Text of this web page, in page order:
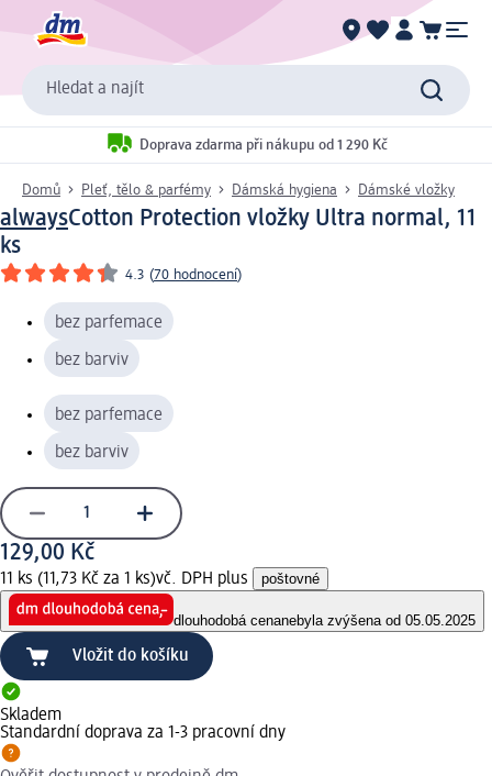
Hledat a najít
Doprava zdarma při nákupu od 1 290 Kč
Domů Pleť, tělo & parfémy Dámská hygiena Dámské vložky
alwaysCotton Protection vložky Ultra normal, 11
ks
4.3 (70 hodnocení)
bez parfemace
bez barviv
bez parfemace
bez barviv
129,00 Kč
11 ks (11,73 Kč za 1 ks)vč. DPH plus poštovné
dlouhodobá cenanebyla zvýšena od 05.05.2025
Vložit do košíku
Skladem
Standardní doprava za 1-3 pracovní dny